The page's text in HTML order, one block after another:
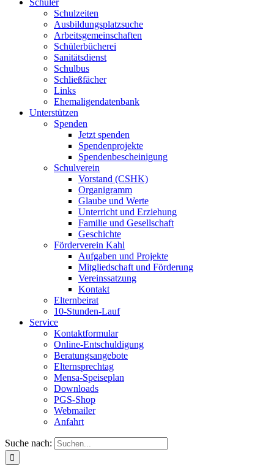
Schüler
Schulzeiten
Ausbildungsplatzsuche
Arbeitsgemeinschaften
Schülerbücherei
Sanitätsdienst
Schulbus
Schließfächer
Links
Ehemaligendatenbank
Unterstützen
Spenden
Jetzt spenden
Spendenprojekte
Spendenbescheinigung
Schulverein
Vorstand (CSHK)
Organigramm
Glaube und Werte
Unterricht und Erziehung
Familie und Gesellschaft
Geschichte
Förderverein Kahl
Aufgaben und Projekte
Mitgliedschaft und Förderung
Vereinssatzung
Kontakt
Elternbeirat
10-Stunden-Lauf
Service
Kontaktformular
Online-Entschuldigung
Beratungsangebote
Elternsprechtag
Mensa-Speiseplan
Downloads
PGS-Shop
Webmailer
Anfahrt
Suche nach: